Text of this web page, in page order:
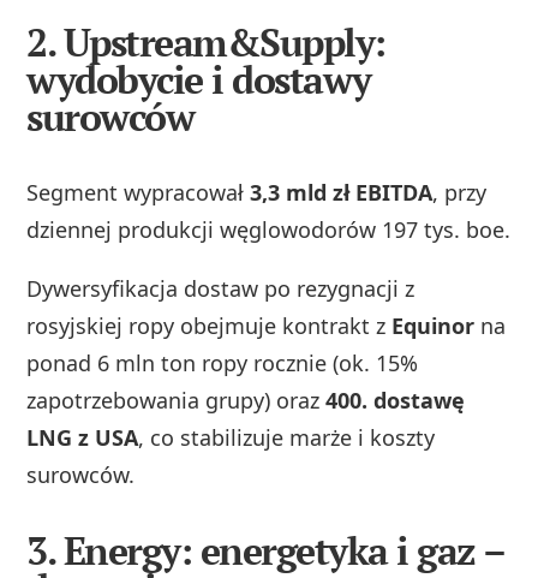
2.Upstream&Supply:
wydobycie i dostawy
surowców
Segment wypracował3,3 mld zł EBITDA, przy
dziennej produkcji węglowodorów 197 tys. boe.
Dywersyfikacja dostaw po rezygnacji z
rosyjskiej ropy obejmuje kontrakt z Equinor na
ponad 6 mln ton ropy rocznie (ok. 15%
zapotrzebowania grupy) oraz400. dostawę
LNG z USA, co stabilizuje marże i koszty
surowców.
3.Energy: energetyka i gaz –